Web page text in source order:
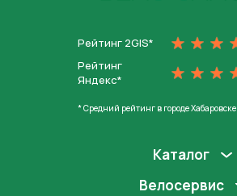
Рейтинг 2GIS*
Рейтинг
Яндекс*
* Средний рейтинг в городе Хабаровске
Каталог
Велосервис